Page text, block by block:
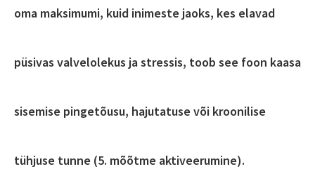
oma maksimumi, kuid inimeste jaoks, kes elavad
püsivas valvelolekus ja stressis, toob see foon kaasa
sisemise pingetõusu, hajutatuse või kroonilise
tühjuse tunne (5. mõõtme aktiveerumine).